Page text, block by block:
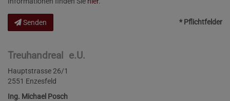
Senden * Pflichtfelder
Treuhandreal e.U.
Hauptstrasse 26/1
2551 Enzesfeld
Ing. Michael Posch